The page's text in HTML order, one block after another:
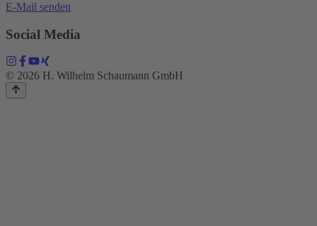
E-Mail senden
Social Media
© 2026 H. Wilhelm Schaumann GmbH